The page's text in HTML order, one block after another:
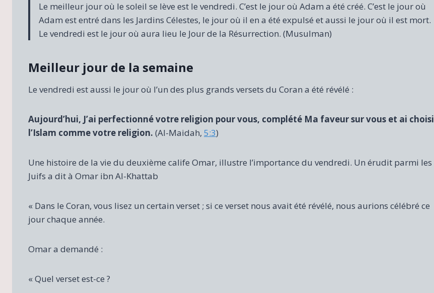
Le meilleur jour où le soleil se lève est le vendredi. C’est le jour où Adam a été créé. C’est le jour où
Adam est entré dans les Jardins Célestes, le jour où il en a été expulsé et aussi le jour où il est mort.
Le vendredi est le jour où aura lieu le Jour de la Résurrection. (Musulman)
Meilleur jour de la semaine
Le vendredi est aussi le jour où l’un des plus grands versets du Coran a été révélé :
Aujourd’hui, J’ai perfectionné votre religion pour vous, complété Ma faveur sur vous et ai choisi
l’Islam comme votre religion. (Al-Maidah, 5:3)
Une histoire de la vie du deuxième calife Omar, illustre l’importance du vendredi. Un érudit parmi les
Juifs a dit à Omar ibn Al-Khattab
« Dans le Coran, vous lisez un certain verset ; si ce verset nous avait été révélé, nous aurions célébré ce
jour chaque année.
Omar a demandé :
« Quel verset est-ce ?